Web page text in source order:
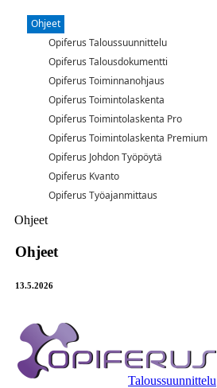
Ohjeet
Opiferus Taloussuunnittelu
Opiferus Talousdokumentti
Opiferus Toiminnanohjaus
Opiferus Toimintolaskenta
Opiferus Toimintolaskenta Pro
Opiferus Toimintolaskenta Premium
Opiferus Johdon Työpöytä
Opiferus Kvanto
Opiferus Työajanmittaus
Ohjeet
Ohjeet
13.5.2026
Taloussuunnittelu